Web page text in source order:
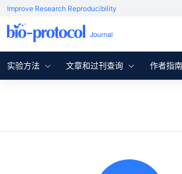
Improve Research Reproducibility
实验方法 文章和过刊查询 作者指南